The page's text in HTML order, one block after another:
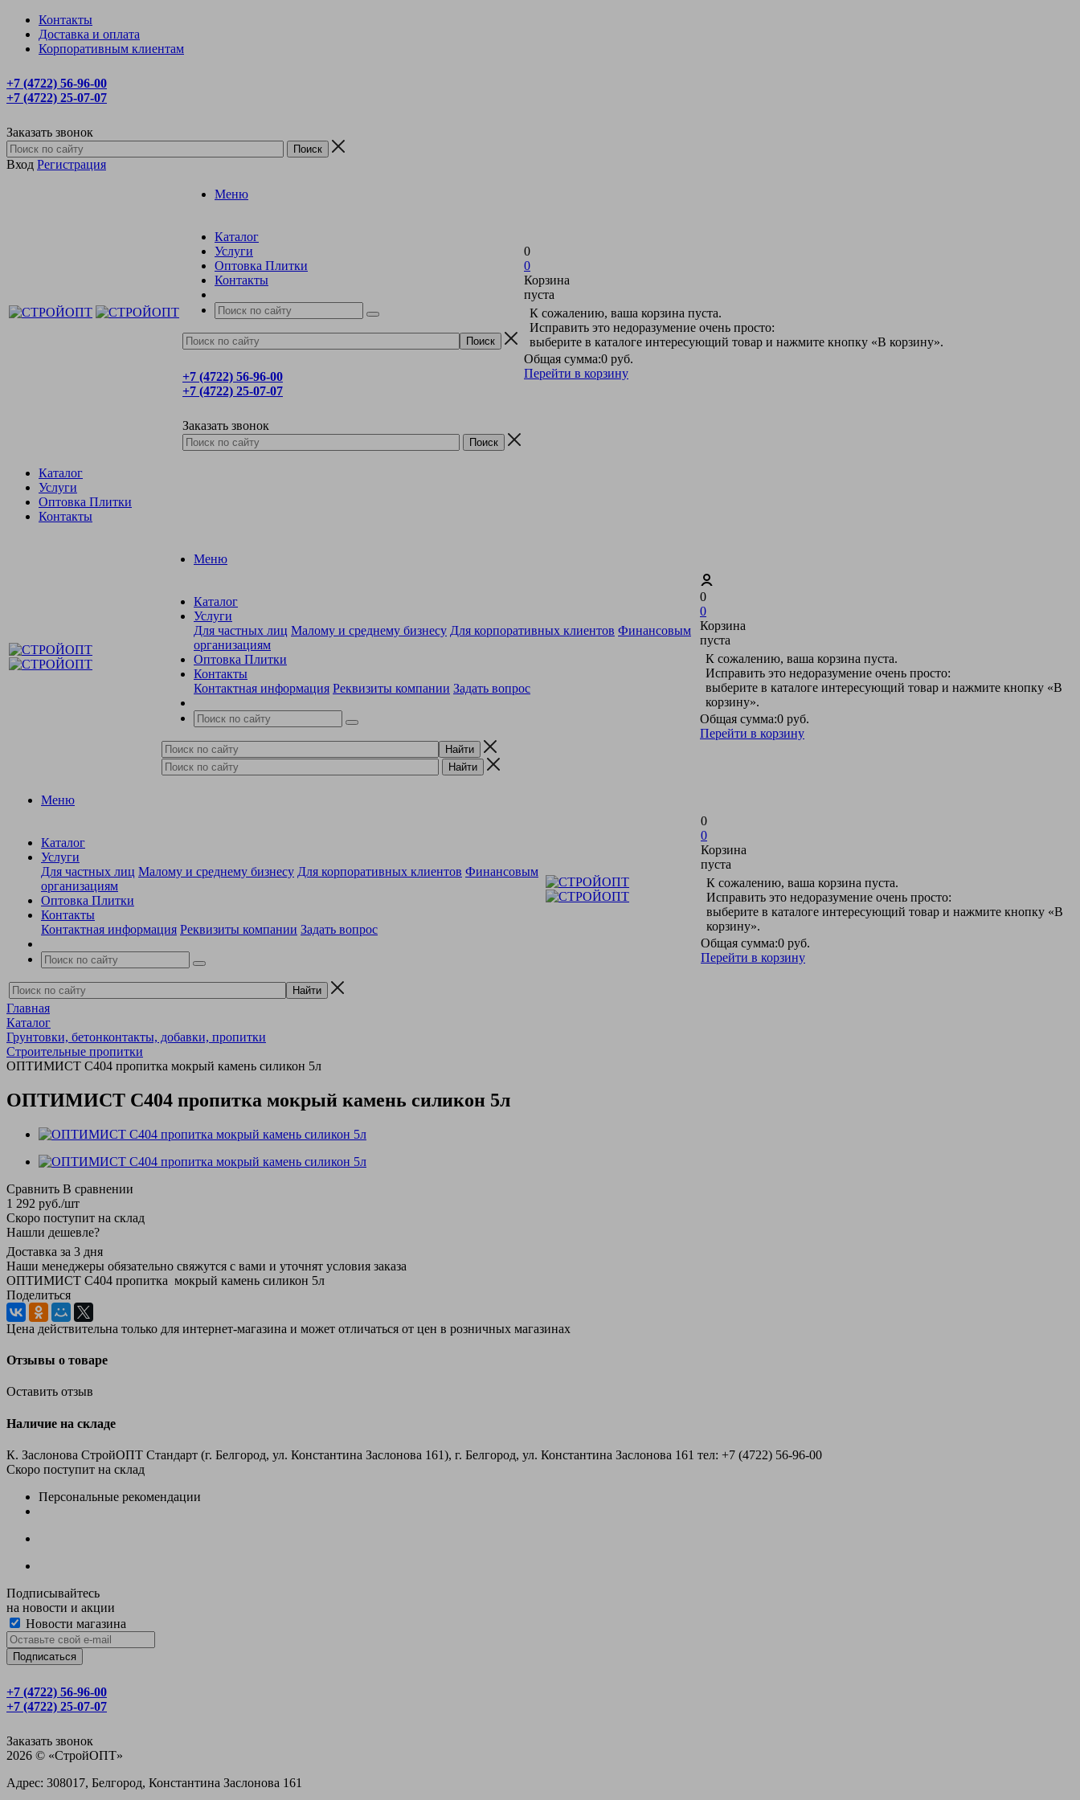
Контакты
Доставка и оплата
Корпоративным клиентам
+7 (4722) 56‑96-00
+7 (4722) 25‑07-07
Заказать звонок
Вход Регистрация
Меню
Каталог
Услуги
Оптовка Плитки
Контакты
+7 (4722) 56‑96-00
+7 (4722) 25‑07-07
Заказать звонок
0
0
Корзина
пуста
К сожалению, ваша корзина пуста.
Исправить это недоразумение очень просто:
выберите в каталоге интересующий товар и нажмите кнопку «В корзину».
Общая сумма:0 руб.
Перейти в корзину
Каталог
Услуги
Оптовка Плитки
Контакты
Меню
Каталог
Услуги
Для частных лиц Малому и среднему бизнесу Для корпоративных клиентов Финансовым
организациям
Оптовка Плитки
Контакты
Контактная информация Реквизиты компании Задать вопрос
0
0
Корзина
пуста
К сожалению, ваша корзина пуста.
Исправить это недоразумение очень просто:
выберите в каталоге интересующий товар и нажмите кнопку «В
корзину».
Общая сумма:0 руб.
Перейти в корзину
Меню
Каталог
Услуги
Для частных лиц Малому и среднему бизнесу Для корпоративных клиентов Финансовым
организациям
Оптовка Плитки
Контакты
Контактная информация Реквизиты компании Задать вопрос
0
0
Корзина
пуста
К сожалению, ваша корзина пуста.
Исправить это недоразумение очень просто:
выберите в каталоге интересующий товар и нажмите кнопку «В
корзину».
Общая сумма:0 руб.
Перейти в корзину
Главная
Каталог
Грунтовки, бетонконтакты, добавки, пропитки
Строительные пропитки
ОПТИМИСТ С404 пропитка мокрый камень силикон 5л
ОПТИМИСТ С404 пропитка мокрый камень силикон 5л
Сравнить В сравнении
1 292 руб./шт
Скоро поступит на склад
Нашли дешевле?
Доставка за 3 дня
Наши менеджеры обязательно свяжутся с вами и уточнят условия заказа
ОПТИМИСТ С404 пропитка мокрый камень силикон 5л
Поделиться
Цена действительна только для интернет-магазина и может отличаться от цен в розничных магазинах
Отзывы о товаре
Оставить отзыв
Наличие на складе
К. Заслонова СтройОПТ Стандарт (г. Белгород, ул. Константина Заслонова 161), г. Белгород, ул. Константина Заслонова 161 тел: +7 (4722) 56‑96-00
Скоро поступит на склад
Персональные рекомендации
Подписывайтесь
на новости и акции
Новости магазина
+7 (4722) 56‑96-00
+7 (4722) 25‑07-07
Заказать звонок
2026 © «CтройОПТ»
Адрес: 308017, Белгород, Константина Заслонова 161